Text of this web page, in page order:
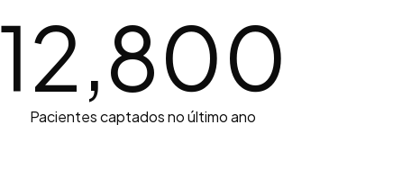
Pacientes captados no último ano
12,800